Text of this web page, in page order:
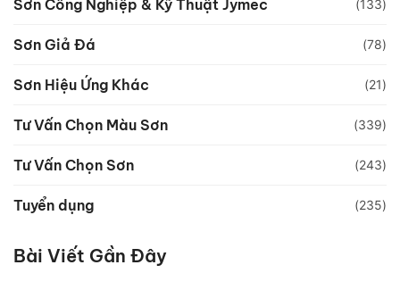
Sơn Công Nghiệp & Kỹ Thuật Jymec (133)
Sơn Giả Đá (78)
Sơn Hiệu Ứng Khác (21)
Tư Vấn Chọn Màu Sơn (339)
Tư Vấn Chọn Sơn (243)
Tuyển dụng (235)
Bài Viết Gần Đây